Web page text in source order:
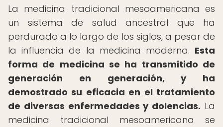
La medicina tradicional mesoamericana es
un sistema de salud ancestral que ha
perdurado a lo largo de los siglos, a pesar de
la influencia de la medicina moderna. Esta
forma de medicina se ha transmitido de
generación en generación, y ha
demostrado su eficacia en el tratamiento
de diversas enfermedades y dolencias. La
medicina tradicional mesoamericana se